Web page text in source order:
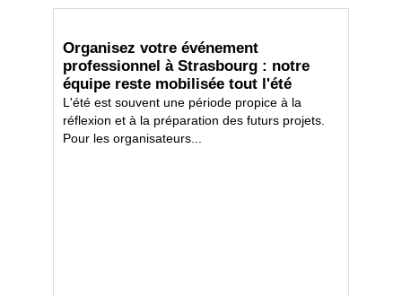
Organisez votre événement
professionnel à Strasbourg : notre
équipe reste mobilisée tout l'été
L'été est souvent une période propice à la
réflexion et à la préparation des futurs projets.
Pour les organisateurs...